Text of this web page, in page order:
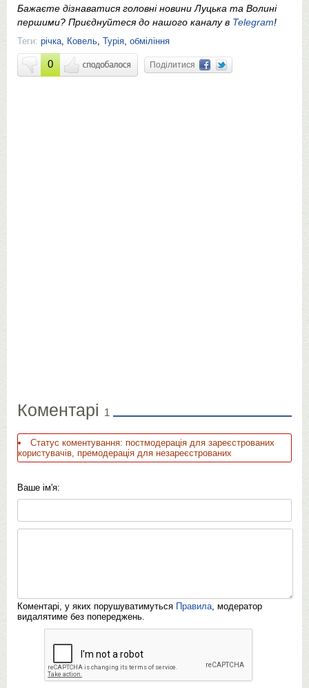
Бажаєте дізнаватися головні новини Луцька та Волині
першими? Приєднуйтеся до нашого каналу в Telegram!
Теги: річка Ковель Турія обміління
0 Поділитися
Коментарі 1
Статус коментування: постмодерація для зареєстрованих
користувачів, премодерація для незареєстрованих
Ваше ім'я:
Коментарі, у яких порушуватимуться Правила , модератор
видалятиме без попереджень.